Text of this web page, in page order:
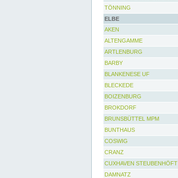
TÖNNING
ELBE
AKEN
ALTENGAMME
ARTLENBURG
BARBY
BLANKENESE UF
BLECKEDE
BOIZENBURG
BROKDORF
BRUNSBÜTTEL MPM
BUNTHAUS
COSWIG
CRANZ
CUXHAVEN STEUBENHÖFT
DAMNATZ